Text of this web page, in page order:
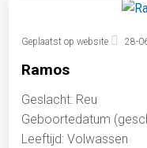
Geplaatst op website 28-
Ramos
Geslacht: Reu
Geboortedatum
Leeftijd: Volwassen